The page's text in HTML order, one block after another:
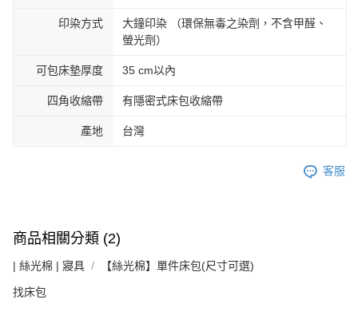
印染方式
大鐘印染 （環保無毒之染劑，不含甲醛、
螢光劑）
可包床墊厚度 35 cm以內
四角收縮帶 有隱密式床包收縮帶
產地 台灣
客服
商品相關分類 (2)
| 絲光棉 | 寢具 【絲光棉】單件床包(尺寸可選)
找床包